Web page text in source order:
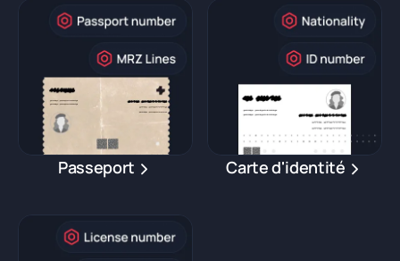
Passeport Carte d'identité